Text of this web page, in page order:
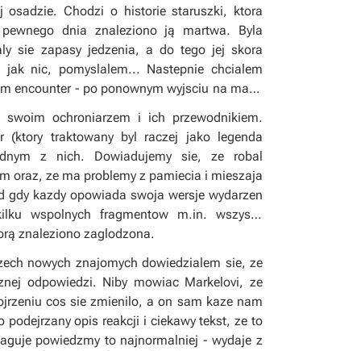
Chodzi o historie staruszki, ktora
dnia znaleziono ją martwa. Byla
sie zapasy jedzenia, a do tego jej skora
nic, pomyslalem... Nastepnie chcialem
encounter - po ponownym wyjsciu na mape
ochroniarzem i ich przewodnikiem.
traktowany byl raczej jako legenda
z nich. Dowiadujemy sie, ze robal
oraz, ze ma problemy z pamiecia i mieszaja
kazdy opowiada swoja wersje wydarzen
wspolnych fragmentow m.in. wszyscy
znaleziono zaglodzona.
nowych znajomych dowiedzialem sie, ze
odpowiedzi. Niby mowiac Markelovi, ze
cos sie zmienilo, a on sam kaze nam
podejrzany opis reakcji i ciekawy tekst, ze to
powiedzmy to najnormalniej - wydaje z